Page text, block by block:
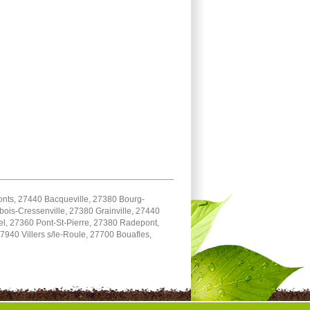
27440 Bacqueville, 27380 Bourg-
Cressenville, 27380 Grainville, 27440
27360 Pont-St-Pierre, 27380 Radepont,
Villers s/le-Roule, 27700 Bouafles,